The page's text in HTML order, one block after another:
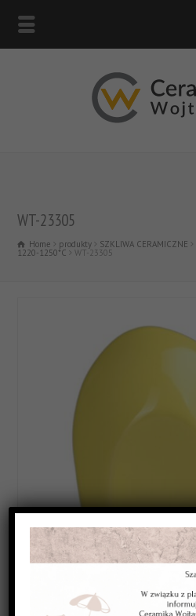
WT-23305
Home produkty SZKLIWA CERAMICZNE
1220-1250*C WT-23305